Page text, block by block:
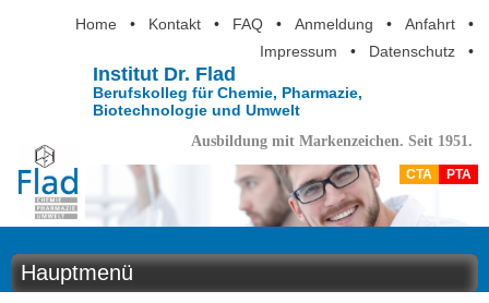
Home • Kontakt • FAQ • Anmeldung • Anfahrt
•
Impressum
• Datenschutz •
Institut Dr. Flad
Berufskolleg für Chemie, Pharmazie,
Biotechnologie und Umwelt
Ausbildung mit Markenzeichen. Seit 1951.
CTA PTA
Hauptmenü